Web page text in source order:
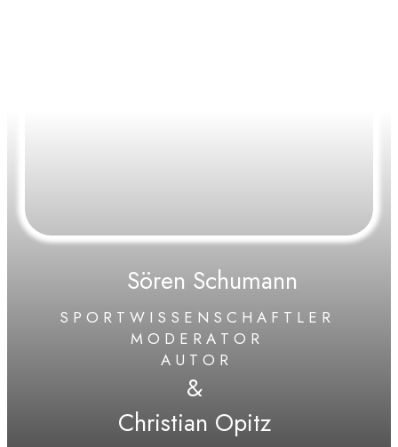
Sören Schumann
S P O R T W I S S E N S C H A F T L E R
M O D E R A T O R
A U T O R
&
Christian Opitz